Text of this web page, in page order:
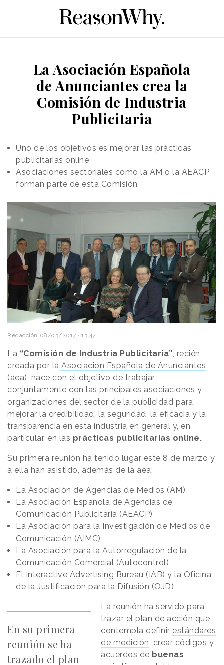
La Asociación Española
de Anunciantes crea la
Comisión de Industria
Publicitaria
Uno de los objetivos es mejorar las prácticas
publicitarias online
Asociaciones sectoriales como la AM o la AEACP
forman parte de esta Comisión
Redacción 08/03/2017 · 13:47
La “Comisión de Industria Publicitaria”, recién
creada por la Asociación Española de Anunciantes
(aea), nace con el objetivo de trabajar
conjuntamente con las principales asociaciones y
organizaciones del sector de la publicidad para
mejorar la credibilidad, la seguridad, la eficacia y la
transparencia en esta industria en general y, en
particular, en las prácticas publicitarias online.
Su primera reunión ha tenido lugar este 8 de marzo y
a ella han asistido, además de la aea:
La Asociación de Agencias de Medios (AM)
La Asociación Española de Agencias de
Comunicación Publicitaria (AEACP)
La Asociación para la Investigación de Medios de
Comunicación (AIMC)
La Asociación para la Autorregulación de la
Comunicación Comercial (Autocontrol)
El Interactive Advertising Bureau (IAB) y la Oficina
de la Justificación para la Difusión (OJD)
En su primera
reunión se ha
trazado el plan
La reunión ha servido para
trazar el plan de acción que
contempla definir estándares
de medición, crear códigos y
acuerdos de buenas